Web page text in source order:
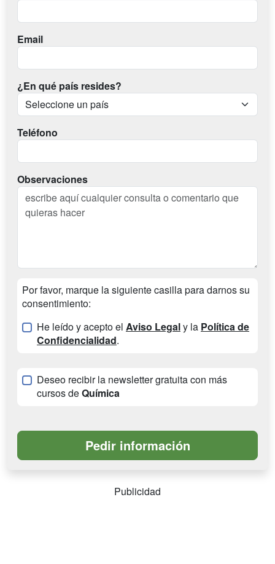
Email
¿En qué país resides?
Teléfono
Observaciones
Por favor, marque la siguiente casilla para darnos su
consentimiento:
He leído y acepto el Aviso Legaly la Política de
Confidencialidad.
Deseo recibir la newsletter gratuita con más
cursos deQuímica
Publicidad